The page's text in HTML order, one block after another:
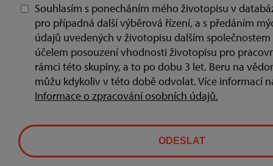
Souhlasím s ponecháním mého životopisu v
pro případná další výběrová řízení, a s předáním
údajů uvedených v životopisu dalším společnostem
účelem posouzení vhodnosti životopisu pro
rámci této skupiny, a to po dobu 3 let. Beru na
můžu kdykoliv v této době odvolat. Více informací
Informace o zpracování osobních údajů.